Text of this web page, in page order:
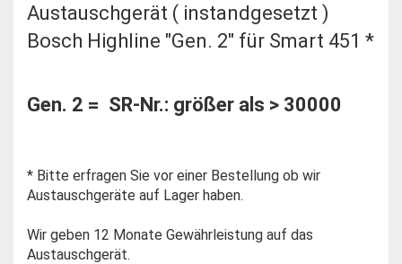
Austauschgerät ( instandgesetzt )
Bosch Highline "Gen. 2" für Smart 451 *
Gen. 2 = SR-Nr.: größer als > 30000
* Bitte erfragen Sie vor einer Bestellung ob wir
Austauschgeräte auf Lager haben.
Wir geben 12 Monate Gewährleistung auf das
Austauschgerät.